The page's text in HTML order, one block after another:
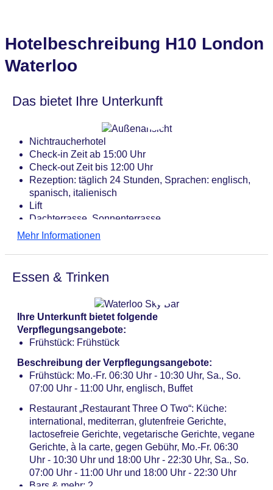
Hotelbeschreibung H10 London
Waterloo
Das bietet Ihre Unterkunft
Nichtraucherhotel
Check-in Zeit ab 15:00 Uhr
Check-out Zeit bis 12:00 Uhr
Rezeption: täglich 24 Stunden, Sprachen: englisch,
spanisch, italienisch
Lift
Dachterrasse, Sonnenterrasse
Internet: WLAN/WiFi, im gesamten Hotel (Anlage):
Wäscheservice: gegen Gebühr
Zahlungsarten: TUI Card / VISA, MasterCard,
American Express, Diners
Haustiere nicht erlaubt
Tagungseinrichtungen: Konferenzräume: 1
Gebäudeanzahl: 1, Etagen: 12, Zimmer: 177
Landeskategorie: 4 Sterne
Mehr Informationen
Essen & Trinken
Ihre Unterkunft bietet folgende
Verpflegungsangebote:
Frühstück: Frühstück
Beschreibung der Verpflegungsangebote:
Frühstück: Mo.-Fr. 06:30 Uhr - 10:30 Uhr, Sa., So.
07:00 Uhr - 11:00 Uhr, englisch, Buffet
Restaurant „​Restaurant Three O Two“: Küche:
international, mediterran, glutenfreie Gerichte,
lactosefreie Gerichte, vegetarische Gerichte, vegane
Gerichte, à la carte, gegen Gebühr, Mo.-Fr. 06:30
Uhr - 10:30 Uhr und 18:00 Uhr - 22:30 Uhr, Sa., So.
07:00 Uhr - 11:00 Uhr und 18:00 Uhr - 22:30 Uhr
Bars & mehr: 2